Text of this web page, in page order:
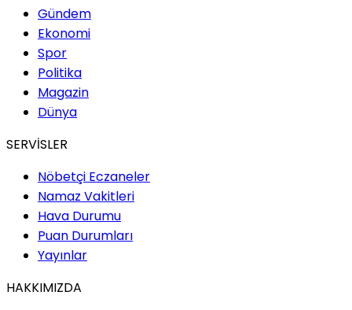
Gündem
Ekonomi
Spor
Politika
Magazin
Dünya
SERVİSLER
Nöbetçi Eczaneler
Namaz Vakitleri
Hava Durumu
Puan Durumları
Yayınlar
HAKKIMIZDA